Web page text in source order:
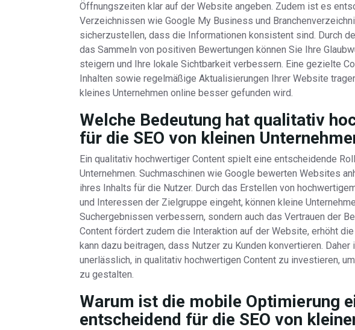
Öffnungszeiten klar auf der Website angeben. Zudem ist es
Verzeichnissen wie Google My Business und
sicherzustellen, dass die Informationen konsistent sind. Durch
das Sammeln von positiven Bewertungen können Sie Ihre
steigern und Ihre lokale Sichtbarkeit verbessern. Eine gezielte
Inhalten sowie regelmäßige Aktualisierungen Ihrer Website
kleines Unternehmen online besser gefunden wird.
Welche Bedeutung hat qualitativ
für die SEO von kleinen
Ein qualitativ hochwertiger Content spielt eine entscheidende
Unternehmen. Suchmaschinen wie Google bewerten Websites
ihres Inhalts für die Nutzer. Durch das Erstellen von
und Interessen der Zielgruppe eingeht, können kleine
Suchergebnissen verbessern, sondern auch das Vertrauen der
Content fördert zudem die Interaktion auf der Website, erhöht
kann dazu beitragen, dass Nutzer zu Kunden konvertieren.
unerlässlich, in qualitativ hochwertigen Content zu investieren,
zu gestalten.
Warum ist die mobile Optimierung
entscheidend für die SEO von